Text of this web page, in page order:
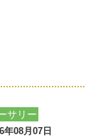
サリー
年08月07日